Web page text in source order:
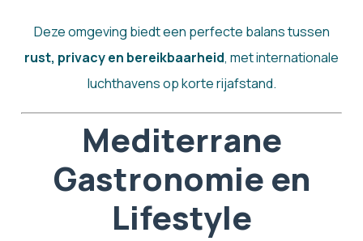
Deze omgeving biedt een perfecte balans tussen
rust, privacy en bereikbaarheid, met internationale
luchthavens op korte rijafstand.
Mediterrane
Gastronomie en
Lifestyle